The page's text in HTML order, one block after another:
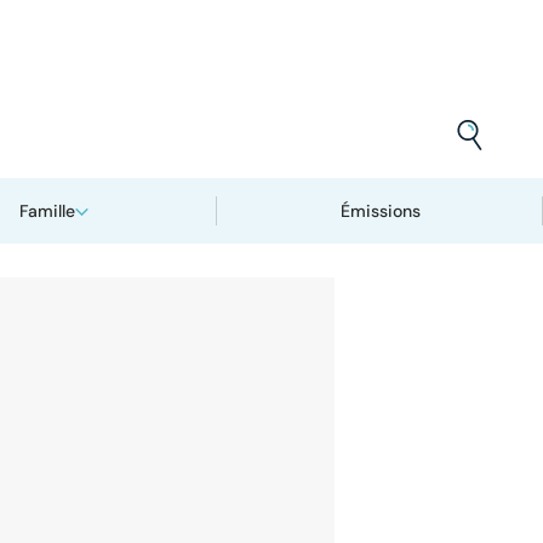
Famille Émissions